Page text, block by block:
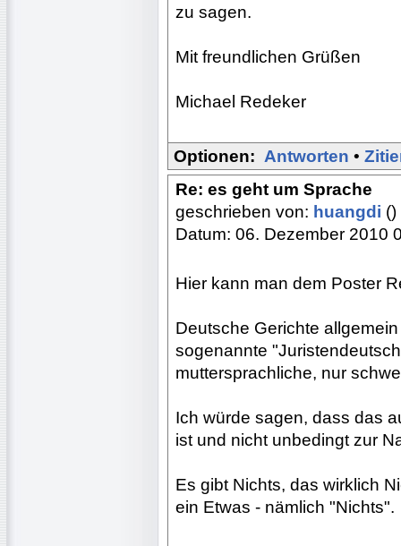
zu sagen.
Mit freundlichen Grüßen
Michael Redeker
Optionen: Antworten •
Re: es geht um Sprache
geschrieben von: huangdi ()
Datum: 06. Dezember 2010
Hier kann man dem Poster
Deutsche Gerichte
sogenannte
muttersprachliche, nur
Ich würde sagen, dass das
ist und nicht unbedingt zur
Es gibt Nichts, das wirklich
ein Etwas - nämlich "Nichts".